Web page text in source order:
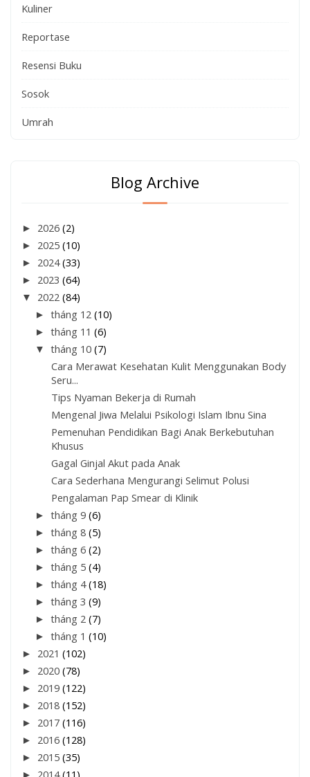
Kuliner
Reportase
Resensi Buku
Sosok
Umrah
Blog Archive
► 2026 (2)
► 2025 (10)
► 2024(33)
► 2023 (64)
▼ 2022 (84)
►tháng 12(10)
►tháng 11(6)
▼tháng 10(7)
Cara Merawat Kesehatan Kulit Menggunakan Body
Seru...
Tips Nyaman Bekerja di Rumah
Mengenal Jiwa Melalui Psikologi Islam Ibnu Sina
Pemenuhan Pendidikan Bagi Anak Berkebutuhan
Khusus
Gagal Ginjal Akut pada Anak
Cara Sederhana Mengurangi Selimut Polusi
Pengalaman Pap Smear di Klinik
►tháng 9(6)
►tháng 8(5)
►tháng 6(2)
►tháng 5(4)
►tháng 4(18)
►tháng 3(9)
►tháng 2(7)
►tháng 1(10)
► 2021 (102)
► 2020 (78)
► 2019 (122)
► 2018 (152)
► 2017 (116)
► 2016 (128)
► 2015 (35)
► 2014(11)